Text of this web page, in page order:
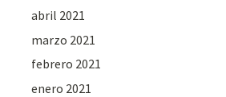
abril 2021
marzo 2021
febrero 2021
enero 2021